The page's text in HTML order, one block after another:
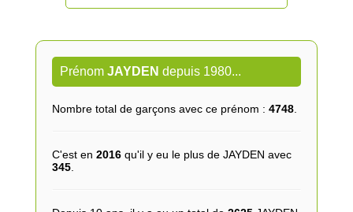
Prénom JAYDEN depuis 1980...
Nombre total de garçons avec ce prénom : 4748.
C'est en 2016qu'il y eu le plus de JAYDEN avec
345.